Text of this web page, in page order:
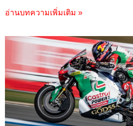
อ่านบทความเพิ่มเติม »